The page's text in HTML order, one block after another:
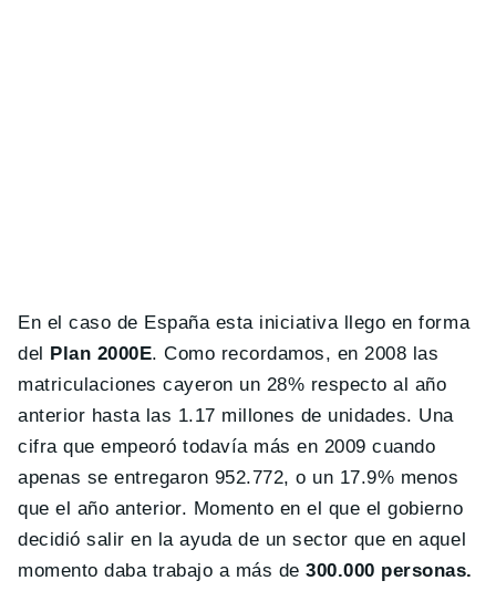
En el caso de España esta iniciativa llego en forma
del Plan 2000E. Como recordamos, en 2008 las
matriculaciones cayeron un 28% respecto al año
anterior hasta las 1.17 millones de unidades. Una
cifra que empeoró todavía más en 2009 cuando
apenas se entregaron 952.772, o un 17.9% menos
que el año anterior. Momento en el que el gobierno
decidió salir en la ayuda de un sector que en aquel
momento daba trabajo a más de300.000 personas.